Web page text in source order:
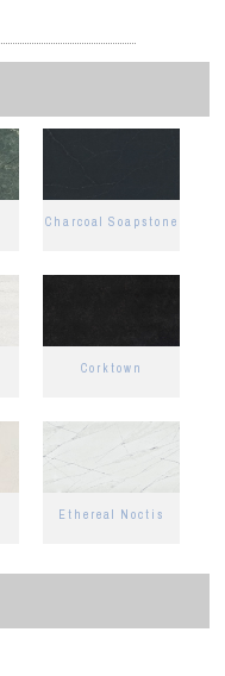
Charcoal Soapstone
Corktown
Ethereal Noctis